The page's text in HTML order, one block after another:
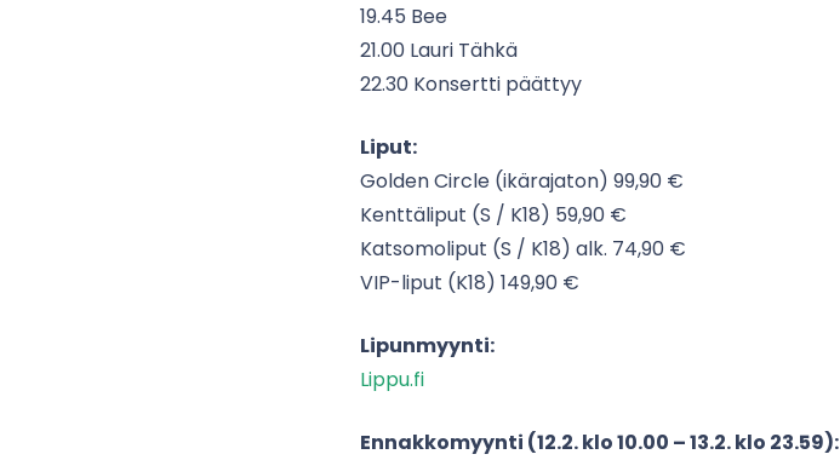
19.45 Bee
21.00 Lauri Tähkä
22.30 Konsertti päättyy
Liput:
Golden Circle (ikärajaton) 99,90 €
Kenttäliput (S / K18) 59,90 €
Katsomoliput (S / K18) alk. 74,90 €
VIP-liput (K18) 149,90 €
Lipunmyynti:
Lippu.fi
Ennakkomyynti (12.2. klo 10.00 – 13.2. klo 23.59):